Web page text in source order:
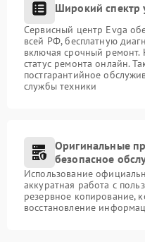
Широкий спектр
Сервисный центр Evga
всей РФ, бесплатную
включая срочный ремонт.
статус ремонта онлайн.
постгарантийное
службы техники
Оригинальные
безопасное
Использование
аккуратная работа с
резервное копирование,
восстановление